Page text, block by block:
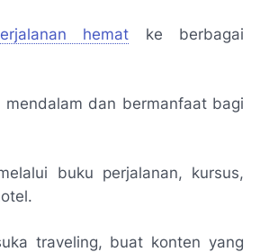
hemat ke berbagai
mendalam dan bermanfaat bagi
buku perjalanan, kursus,
traveling, buat konten yang